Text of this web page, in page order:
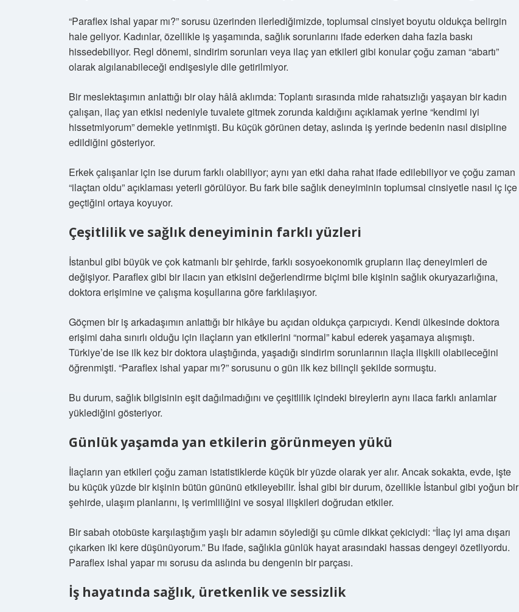
“Paraflex ishal yapar mı?” sorusu üzerinden ilerlediğimizde, toplumsal cinsiyet boyutu oldukça belirgin
hale geliyor. Kadınlar, özellikle iş yaşamında, sağlık sorunlarını ifade ederken daha fazla baskı
hissedebiliyor. Regl dönemi, sindirim sorunları veya ilaç yan etkileri gibi konular çoğu zaman “abartı”
olarak algılanabileceği endişesiyle dile getirilmiyor.
Bir meslektaşımın anlattığı bir olay hâlâ aklımda: Toplantı sırasında mide rahatsızlığı yaşayan bir kadın
çalışan, ilaç yan etkisi nedeniyle tuvalete gitmek zorunda kaldığını açıklamak yerine “kendimi iyi
hissetmiyorum” demekle yetinmişti. Bu küçük görünen detay, aslında iş yerinde bedenin nasıl disipline
edildiğini gösteriyor.
Erkek çalışanlar için ise durum farklı olabiliyor; aynı yan etki daha rahat ifade edilebiliyor ve çoğu zaman
“ilaçtan oldu” açıklaması yeterli görülüyor. Bu fark bile sağlık deneyiminin toplumsal cinsiyetle nasıl iç içe
geçtiğini ortaya koyuyor.
Çeşitlilik ve sağlık deneyiminin farklı yüzleri
İstanbul gibi büyük ve çok katmanlı bir şehirde, farklı sosyoekonomik grupların ilaç deneyimleri de
değişiyor. Paraflex gibi bir ilacın yan etkisini değerlendirme biçimi bile kişinin sağlık okuryazarlığına,
doktora erişimine ve çalışma koşullarına göre farklılaşıyor.
Göçmen bir iş arkadaşımın anlattığı bir hikâye bu açıdan oldukça çarpıcıydı. Kendi ülkesinde doktora
erişimi daha sınırlı olduğu için ilaçların yan etkilerini “normal” kabul ederek yaşamaya alışmıştı.
Türkiye’de ise ilk kez bir doktora ulaştığında, yaşadığı sindirim sorunlarının ilaçla ilişkili olabileceğini
öğrenmişti. “Paraflex ishal yapar mı?” sorusunu o gün ilk kez bilinçli şekilde sormuştu.
Bu durum, sağlık bilgisinin eşit dağılmadığını ve çeşitlilik içindeki bireylerin aynı ilaca farklı anlamlar
yüklediğini gösteriyor.
Günlük yaşamda yan etkilerin görünmeyen yükü
İlaçların yan etkileri çoğu zaman istatistiklerde küçük bir yüzde olarak yer alır. Ancak sokakta, evde, işte
bu küçük yüzde bir kişinin bütün gününü etkileyebilir. İshal gibi bir durum, özellikle İstanbul gibi yoğun bir
şehirde, ulaşım planlarını, iş verimliliğini ve sosyal ilişkileri doğrudan etkiler.
Bir sabah otobüste karşılaştığım yaşlı bir adamın söylediği şu cümle dikkat çekiciydi: “İlaç iyi ama dışarı
çıkarken iki kere düşünüyorum.” Bu ifade, sağlıkla günlük hayat arasındaki hassas dengeyi özetliyordu.
Paraflex ishal yapar mı sorusu da aslında bu dengenin bir parçası.
İş hayatında sağlık, üretkenlik ve sessizlik